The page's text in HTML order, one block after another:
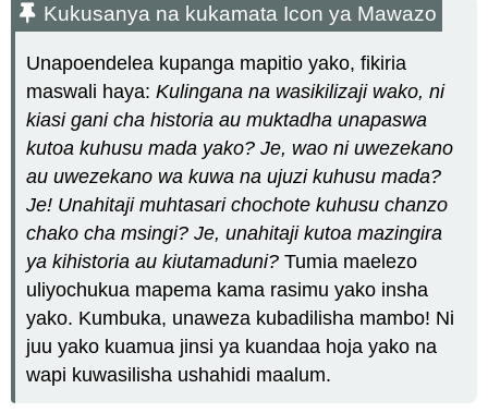
Kukusanya na kukamata Icon ya Mawazo
Unapoendelea kupanga mapitio yako, fikiria
maswali haya:Kulingana na wasikilizaji wako, ni
kiasi gani cha historia au muktadha unapaswa
kutoa kuhusu mada yako? Je, wao ni uwezekano
au uwezekano wa kuwa na ujuzi kuhusu mada?
Je! Unahitaji muhtasari chochote kuhusu chanzo
chako cha msingi? Je, unahitaji kutoa mazingira
ya kihistoria au kiutamaduni?Tumia maelezo
uliyochukua mapema kama rasimu yako insha
yako. Kumbuka, unaweza kubadilisha mambo! Ni
juu yako kuamua jinsi ya kuandaa hoja yako na
wapi kuwasilisha ushahidi maalum.